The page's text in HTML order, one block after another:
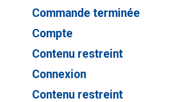
Commande terminée
Compte
Contenu restreint
Connexion
Contenu restreint